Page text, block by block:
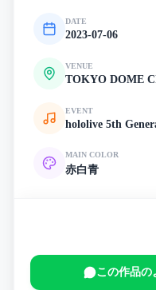
DATE
2023-07-06
VENUE
TOKYO DOME
EVENT
hololive 5th
MAIN COLOR
赤白青
この作品の